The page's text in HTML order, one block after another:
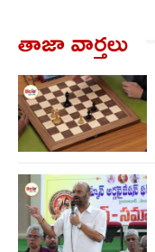
తాజా వార్త‌లు